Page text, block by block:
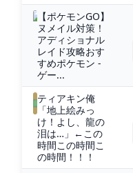
【ポケモンGO】
ヌメイル対策！
アディショナル
レイド攻略おす
すめポケモン -
ゲー...
ティアキン俺
「地上絵みっ
け！よし、龍の
泪は…」←この
時間この時間こ
の時間！！！